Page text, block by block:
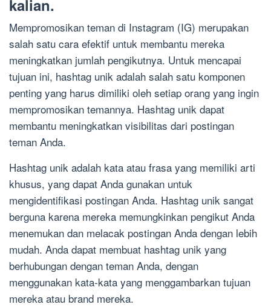
kalian.
Mempromosikan teman di Instagram (IG) merupakan
salah satu cara efektif untuk membantu mereka
meningkatkan jumlah pengikutnya. Untuk mencapai
tujuan ini, hashtag unik adalah salah satu komponen
penting yang harus dimiliki oleh setiap orang yang ingin
mempromosikan temannya. Hashtag unik dapat
membantu meningkatkan visibilitas dari postingan
teman Anda.
Hashtag unik adalah kata atau frasa yang memiliki arti
khusus, yang dapat Anda gunakan untuk
mengidentifikasi postingan Anda. Hashtag unik sangat
berguna karena mereka memungkinkan pengikut Anda
menemukan dan melacak postingan Anda dengan lebih
mudah. Anda dapat membuat hashtag unik yang
berhubungan dengan teman Anda, dengan
menggunakan kata-kata yang menggambarkan tujuan
mereka atau brand mereka.